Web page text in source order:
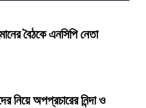
বৈঠকে এনসিপি নেতা
নিয়ে অপপ্রচারের নিন্দা ও